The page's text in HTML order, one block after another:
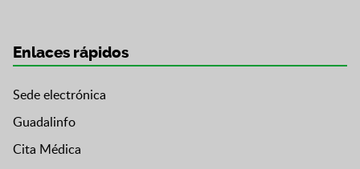
Enlaces rápidos
Sede electrónica
Guadalinfo
Cita Médica